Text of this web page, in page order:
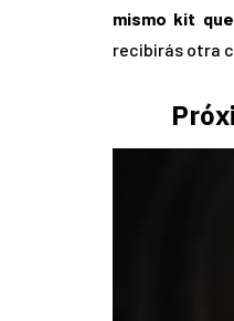
mismo kit que
recibirás otra